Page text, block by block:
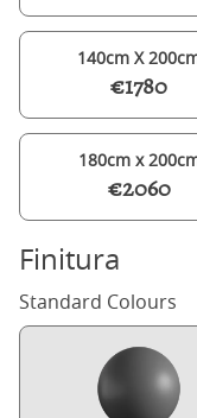
140cm X
€1780
180cm x
€2060
Finitura
Standard Colours